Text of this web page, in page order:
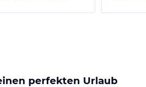
perfekten Urlaub